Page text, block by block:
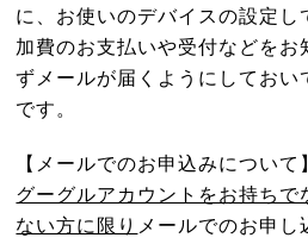
に、お使いのデバイスの設定し
加費のお支払いや受付などをお
ずメールが届くようにしておい
です。
【メールでのお申込みについて
グーグルアカウントをお持ちで
ない方に限り メールでのお申し